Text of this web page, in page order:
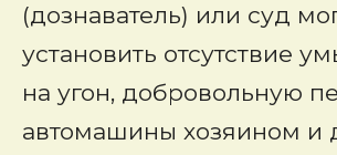
(дознаватель) или суд
установить отсутствие
на угон, добровольную
автомашины хозяином и